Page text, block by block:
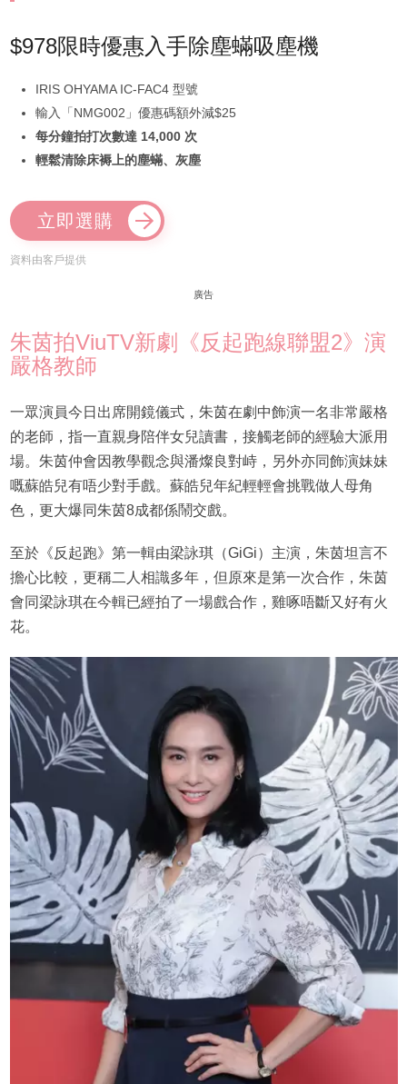
$978限時優惠入手除塵蟎吸塵機
IRIS OHYAMA IC-FAC4 型號
輸入「NMG002」優惠碼額外減$25
每分鐘拍打次數達 14,000 次
輕鬆清除床褥上的塵蟎、灰塵
立即選購
資料由客戶提供
廣告
朱茵拍ViuTV新劇《反起跑線聯盟2》演
嚴格教師
一眾演員今日出席開鏡儀式，朱茵在劇中飾演一名非常嚴格
的老師，指一直親身陪伴女兒讀書，接觸老師的經驗大派用
場。朱茵仲會因教學觀念與潘燦良對峙，另外亦同飾演妹妹
嘅蘇皓兒有唔少對手戲。蘇皓兒年紀輕輕會挑戰做人母角
色，更大爆同朱茵8成都係鬧交戲。
至於《反起跑》第一輯由梁詠琪（GiGi）主演，朱茵坦言不
擔心比較，更稱二人相識多年，但原來是第一次合作，朱茵
會同梁詠琪在今輯已經拍了一場戲合作，雞啄唔斷又好有火
花。